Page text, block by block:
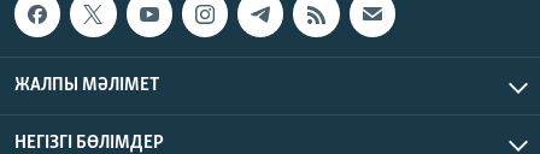
ЖАЛПЫ МӘЛІМЕТ
НЕГІЗГІ БӨЛІМДЕР